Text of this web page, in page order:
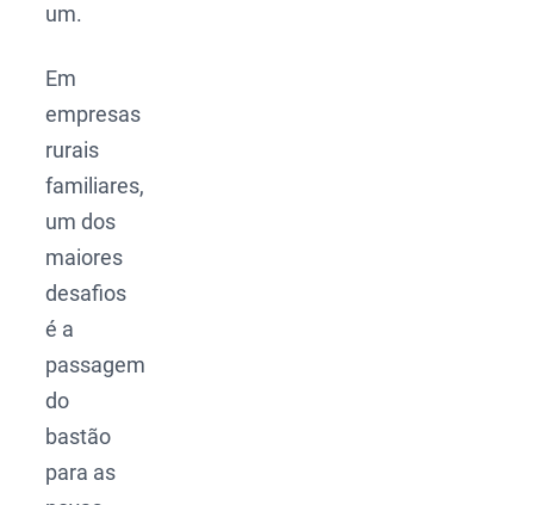
um.
Em
empresas
rurais
familiares,
um dos
maiores
desafios
é a
passagem
do
bastão
para as